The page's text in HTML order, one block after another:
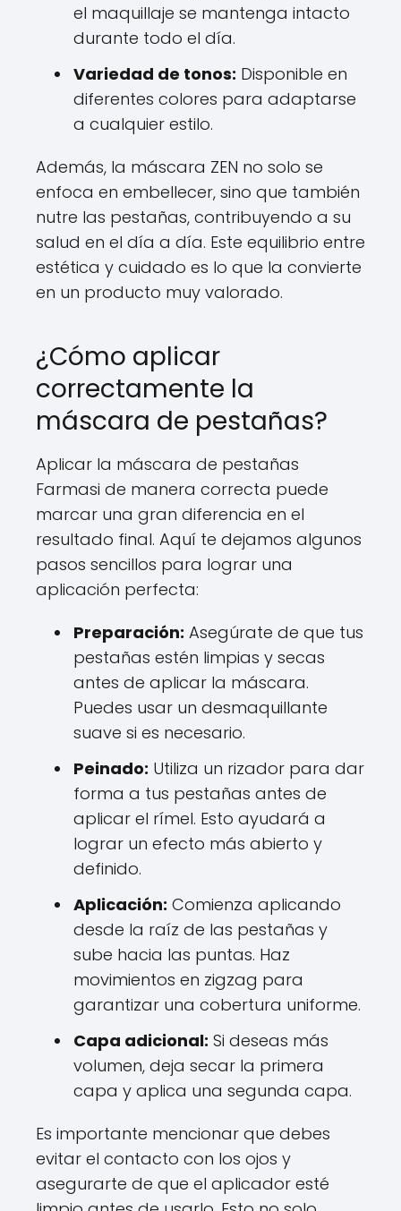
el maquillaje se mantenga intacto
durante todo el día.
Variedad de tonos: Disponible en
diferentes colores para adaptarse
a cualquier estilo.
Además, la máscara ZEN no solo se
enfoca en embellecer, sino que también
nutre las pestañas, contribuyendo a su
salud en el día a día. Este equilibrio entre
estética y cuidado es lo que la convierte
en un producto muy valorado.
¿Cómo aplicar
correctamente la
máscara de pestañas?
Aplicar la máscara de pestañas
Farmasi de manera correcta puede
marcar una gran diferencia en el
resultado final. Aquí te dejamos algunos
pasos sencillos para lograr una
aplicación perfecta:
Preparación: Asegúrate de que tus
pestañas estén limpias y secas
antes de aplicar la máscara.
Puedes usar un desmaquillante
suave si es necesario.
Peinado: Utiliza un rizador para dar
forma a tus pestañas antes de
aplicar el rímel. Esto ayudará a
lograr un efecto más abierto y
definido.
Aplicación: Comienza aplicando
desde la raíz de las pestañas y
sube hacia las puntas. Haz
movimientos en zigzag para
garantizar una cobertura uniforme.
Capa adicional: Si deseas más
volumen, deja secar la primera
capa y aplica una segunda capa.
Es importante mencionar que debes
evitar el contacto con los ojos y
asegurarte de que el aplicador esté